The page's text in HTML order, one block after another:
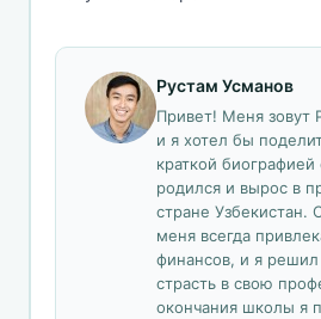
Рустам Усманов
Привет! Меня зовут
и я хотел бы
краткой
родился и вырос в
стране Узбекистан.
меня всегда
финансов, и я решил
страсть в свою
окончания школы я